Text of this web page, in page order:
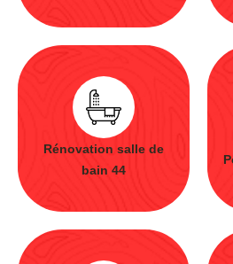
Rénovation salle de
bain 44